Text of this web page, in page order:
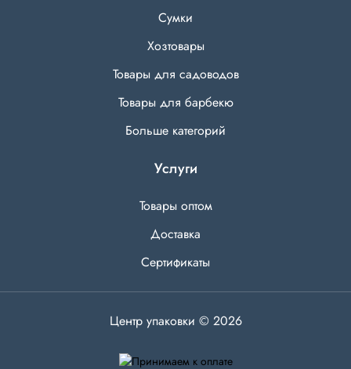
Сумки
Хозтовары
Товары для садоводов
Товары для барбекю
Больше категорий
Услуги
Товары оптом
Доставка
Сертификаты
Центр упаковки © 2026